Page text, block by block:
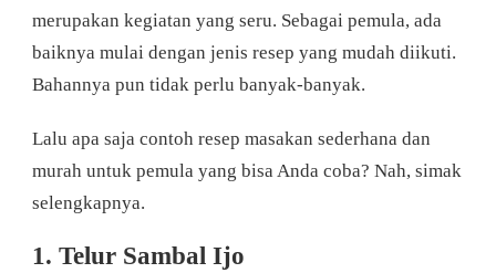
merupakan kegiatan yang seru. Sebagai pemula, ada
baiknya mulai dengan jenis resep yang mudah diikuti.
Bahannya pun tidak perlu banyak-banyak.
Lalu apa saja contoh resep masakan sederhana dan
murah untuk pemula yang bisa Anda coba? Nah, simak
selengkapnya.
1. Telur Sambal Ijo